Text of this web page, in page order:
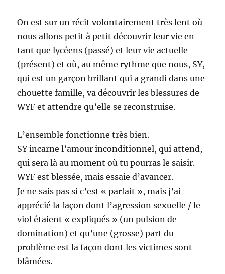
On est sur un récit volontairement très lent où
nous allons petit à petit découvrir leur vie en
tant que lycéens (passé) et leur vie actuelle
(présent) et où, au même rythme que nous, SY,
qui est un garçon brillant qui a grandi dans une
chouette famille, va découvrir les blessures de
WYF et attendre qu’elle se reconstruise.
L’ensemble fonctionne très bien.
SY incarne l’amour inconditionnel, qui attend,
qui sera là au moment où tu pourras le saisir.
WYF est blessée, mais essaie d’avancer.
Je ne sais pas si c’est « parfait », mais j’ai
apprécié la façon dont l’agression sexuelle / le
viol étaient « expliqués » (un pulsion de
domination) et qu’une (grosse) part du
problème est la façon dont les victimes sont
blâmées.